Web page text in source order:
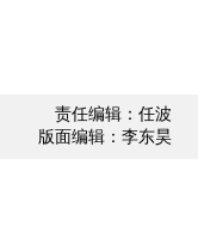
责任编辑：任波
版面编辑：李东昊